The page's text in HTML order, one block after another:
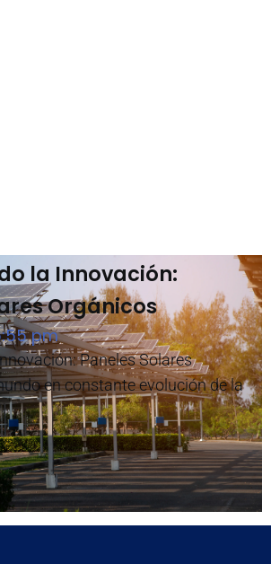
la Innovación:
Orgánicos
pm
Paneles Solares
en constante evolución de la